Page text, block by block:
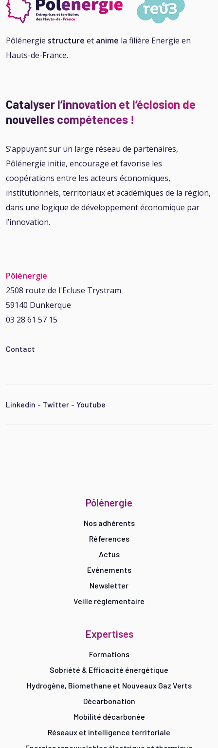
Pôlénergie structure et anime la filière Energie en
Hauts-de-France.
Catalyser l’innovation et l’éclosion de
nouvelles compétences !
S’appuyant sur un large réseau de partenaires,
Pôlénergie initie, encourage et favorise les
coopérations entre les acteurs économiques,
institutionnels, territoriaux et académiques de la région,
dans une logique de développement économique par
l’innovation.
Pôlénergie
2508 route de l'Ecluse Trystram
59140 Dunkerque
03 28 61 57 15
Contact
Linkedin - Twitter - Youtube
Pôlénergie
Nos adhérents
Réferences
Actus
Evénements
Newsletter
Veille réglementaire
Expertises
Formations
Sobriété & Efficacité énergétique
Hydrogène, Biomethane et Nouveaux Gaz Verts
Décarbonation
Mobilité décarbonée
Réseaux et intelligence territoriale